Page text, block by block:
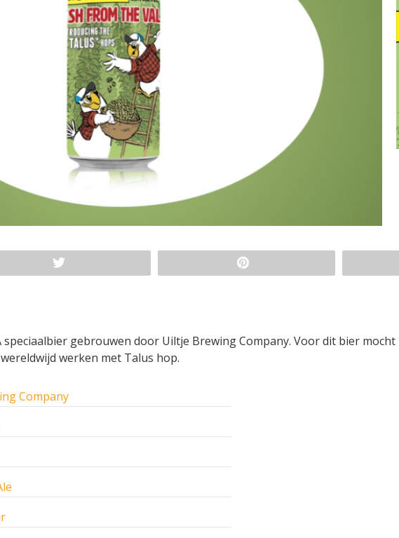
speciaalbier gebrouwen door Uiltje Brewing Company. Voor dit bier mocht
werken met Talus hop.
Company